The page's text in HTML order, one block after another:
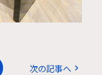
次の記事へ chevron_right